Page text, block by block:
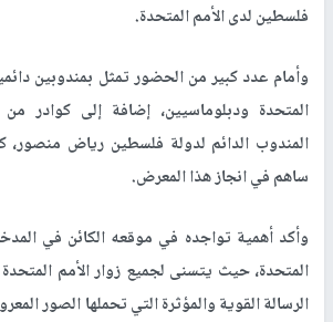
فلسطين لدى الأمم المتحدة.
وأمام عدد كبير من الحضور تمثل بمندوبين
المتحدة ودبلوماسيين، إضافة إلى كوادر من
المندوب الدائم لدولة فلسطين رياض
ساهم في انجاز هذا المعرض.
وأكد أهمية تواجده في موقعه الكائن في
المتحدة، حيث يتسنى لجميع زوار الأمم
الرسالة القوية والمؤثرة التي تحملها الصور